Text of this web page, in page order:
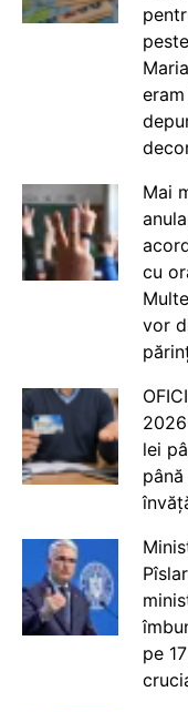
Mai
cu
vor
lei
pe